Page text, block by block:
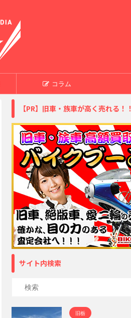
コラム
【PR】旧車・族車が高く売れる！！
サイト内検索
旧栃